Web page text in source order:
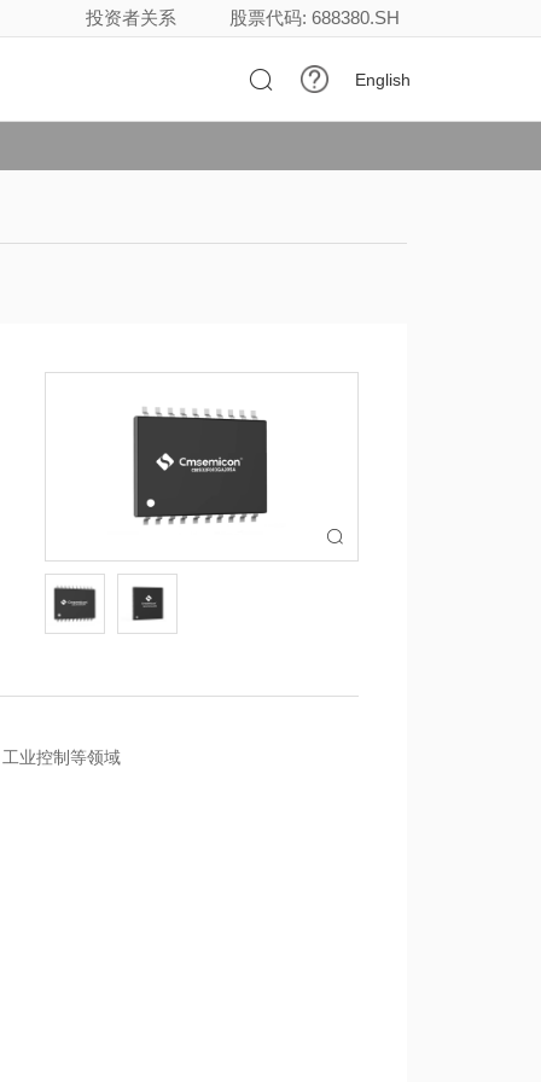
投资者关系 股票代码: 688380.SH
 English

业控制等领域